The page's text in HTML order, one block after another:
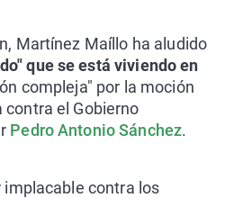
Martínez Maíllo ha aludido
que se está viviendo en
compleja" por la moción
el Gobierno
Pedro Antonio Sánchez.
implacable contra los